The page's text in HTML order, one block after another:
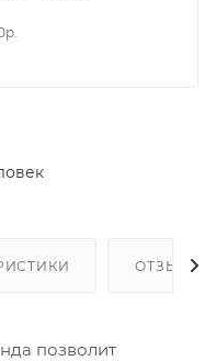
ОТЗЫВЫ
позволит